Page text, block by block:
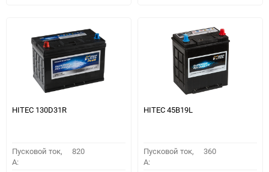
HITEC 130D31R
Пусковой ток,
A:
820
HITEC 45B19L
Пусковой ток,
A:
360